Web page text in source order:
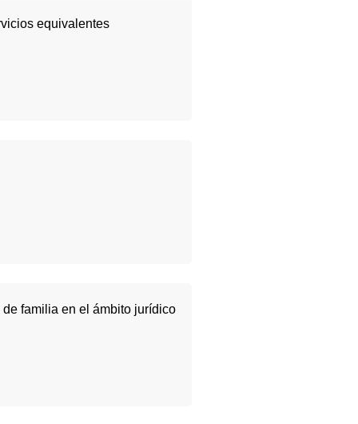
equivalentes
familia en el ámbito jurídico